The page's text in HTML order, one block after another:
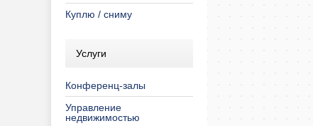
Куплю / сниму
Услуги
Конференц-залы
Управление
недвижимостью